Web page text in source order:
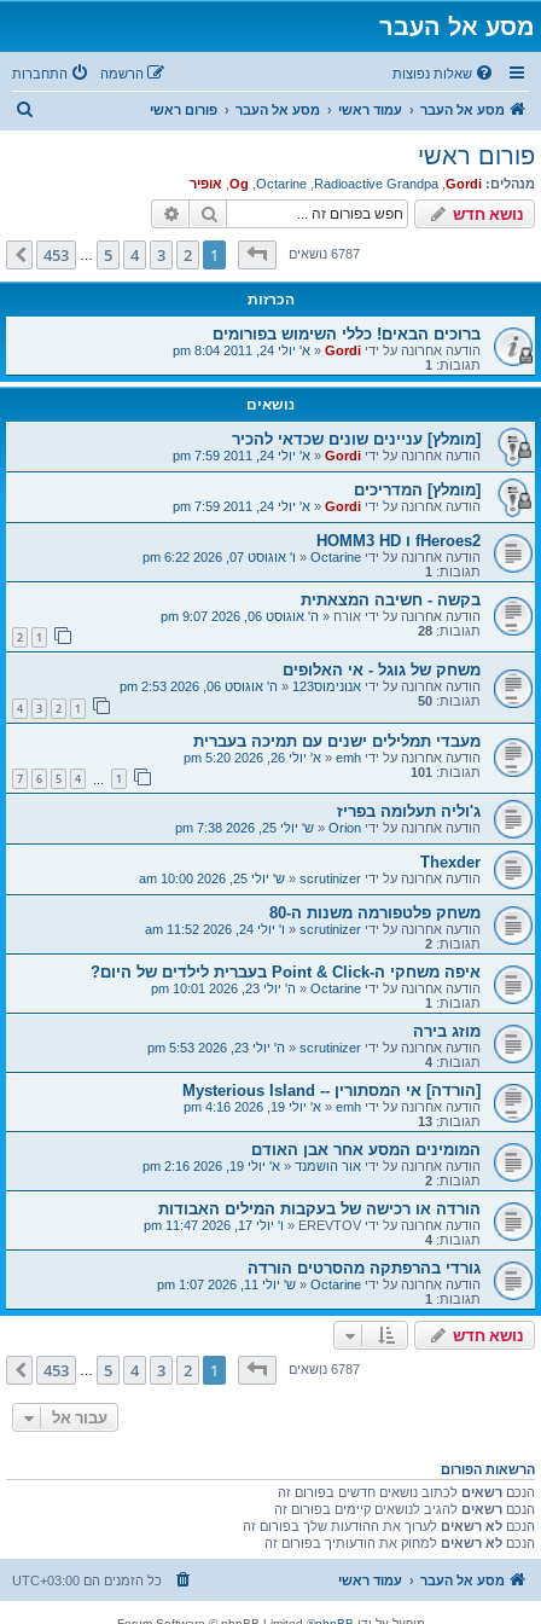
מסע אל העבר
שאלות נפוצות התחברות הרשמה
מסע אל העבר עמוד ראשי מסע אל העבר פורום ראשי
ח
פורום ראשי
מנהלים: Gordi
,
Radioactive Grandpa
,
Octarine
,
Og
, אופיר
נושא חדש חיפוש
6787 נושאיםדף1מתוך 453
1
2
3
4
5
453 הבא
הכרזות
ברוכים הבאים! כללי השימוש בפורומים
הודעה אחרונה על ידי Gordi
«א' יולי 24, 2011 8:04 pm
תגובות: 1
נושאים
[מומלץ] עניינים שונים שכדאי להכיר
הודעה אחרונה על ידי Gordi
«א' יולי 24, 2011 7:59 pm
[מומלץ] המדריכים
הודעה אחרונה על ידי Gordi
«א' יולי 24, 2011 7:59 pm
fHeroes2 ו HOMM3 HD
הודעה אחרונה על ידי Octarine
«ו' אוגוסט 07, 2026 6:22 pm
תגובות: 1
בקשה - חשיבה המצאתית
הודעה אחרונה על ידי אורח«ה' אוגוסט 06, 2026 9:07 pm
תגובות: 28
2
משחק של גוגל - אי האלופים
הודעה אחרונה על ידי אנונימוס123 «ה' אוגוסט 06, 2026 2:53 pm
תגובות: 50
2
3
4
מעבדי תמלילים ישנים עם תמיכה בעברית
הודעה אחרונה על ידי emh
«א' יולי 26, 2026 5:20 pm
תגובות: 101
4
5
6
7
ג'וליה תעלומה בפריז
הודעה אחרונה על ידי Orion
«ש' יולי 25, 2026 7:38 pm
Thexder
הודעה אחרונה על ידי scrutinizer
«ש' יולי 25, 2026 10:00 am
משחק פלטפורמה משנות ה-80
הודעה אחרונה על ידי scrutinizer
«ו' יולי 24, 2026 11:52 am
תגובות: 2
איפה משחקי ה-Point & Click בעברית לילדים של היום?
הודעה אחרונה על ידי Octarine
«ה' יולי 23, 2026 10:01 pm
תגובות: 1
מוזג בירה
הודעה אחרונה על ידי scrutinizer
«ה' יולי 23, 2026 5:53 pm
תגובות: 4
[הורדה] אי המסתורין -- Mysterious Island
הודעה אחרונה על ידי emh
«א' יולי 19, 2026 4:16 pm
תגובות: 13
המומינים המסע אחר אבן האודם
הודעה אחרונה על ידי אור הושמנד«א' יולי 19, 2026 2:16 pm
תגובות: 2
הורדה או רכישה של בעקבות המילים האבודות
הודעה אחרונה על ידי EREVTOV
«ו' יולי 17, 2026 11:47 pm
תגובות: 4
גורדי בהרפתקה מהסרטים הורדה
הודעה אחרונה על ידי Octarine
«ש' יולי 11, 2026 1:07 pm
תגובות: 1
נושא חדש
6787 נושאיםדף1מתוך 453
1
2
3
4
5
…
453 הבא
עבור אל
הרשאות הפורום
הנכם רשאיםלכתוב נושאים חדשים בפורום זה
הנכם רשאיםלהגיב לנושאים קיימים בפורום זה
הנכם לא רשאיםלערוך את ההודעות שלך בפורום זה
הנכם לא רשאיםלמחוק את הודעותיך בפורום זה
מסע אל העבר עמוד ראשי כל הזמנים הם UTC+03:00